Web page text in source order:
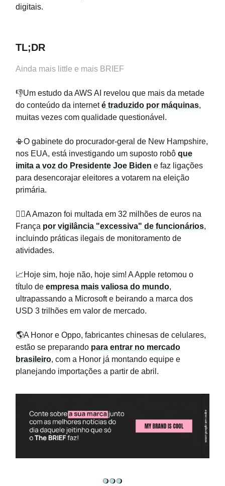
digitais.
TL;DR
Ainda mais little e mais BRIEF
👎Um estudo da AWS AI revelou que mais da metade
do conteúdo da interneté traduzido por máquinas,
muitas vezes com qualidade questionável.
📳O gabinete do procurador-geral de New Hampshire,
nos EUA, está investigando um suposto robô que
imita a voz do Presidente Joe Biden e faz ligações
para desencorajar eleitores a votarem na eleição
primária.
👨‍⚖️A Amazon foi multada em 32 milhões de euros na
França por vigilância "excessiva" de funcionários,
incluindo práticas ilegais de monitoramento de
atividades.
📈Hoje sim, hoje não, hoje sim! A Apple retomou o
título de empresa mais valiosa do mundo,
ultrapassando a Microsoft e beirando a marca dos
USD 3 trilhões em valor de mercado.
🌎A Honor e Oppo, fabricantes chinesas de celulares,
estão se preparando para entrar no mercado
brasileiro, com a Honor já montando equipe e
planejando importações a partir de abril.